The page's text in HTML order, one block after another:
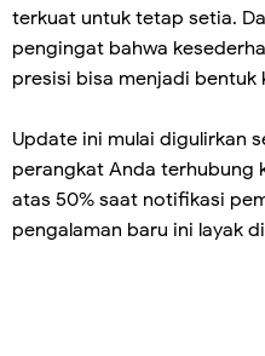
terkuat untuk tetap setia.
pengingat bahwa
presisi bisa menjadi
Update ini mulai digulirkan
perangkat Anda terhubung
atas 50% saat notifikasi
pengalaman baru ini layak